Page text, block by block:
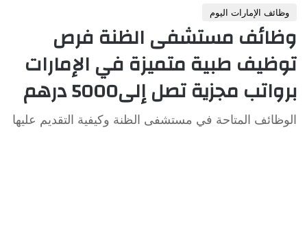
وظائف الإمارات اليوم
وظائف مستشفى الظنة فرص
توظيف طبية متميزة في الإمارات
برواتب مجزية تصل إلى5000 درهم
الوظائف المتاحة في مستشفى الظنة وكيفية التقديم عليها